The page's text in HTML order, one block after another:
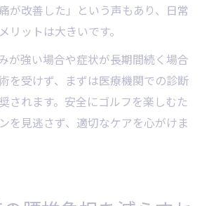
が改善した」という声もあり、日常
リットは大きいです。
が強い場合や症状が長期間続く場合
を受けず、まずは医療機関での診断
されます。安全にゴルフを楽しむた
を見逃さず、適切なケアを心がけま